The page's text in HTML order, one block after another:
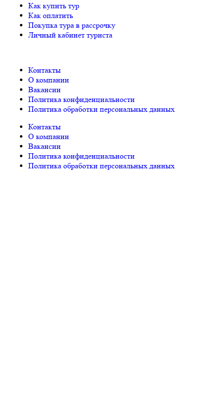
Как купить тур
Как оплатить
Покупка тура в рассрочку
Личный кабинет туриста
Контакты
О компании
Вакансии
Политика конфиденциальности
Политика обработки персональных данных
Контакты
О компании
Вакансии
Политика конфиденциальности
Политика обработки персональных данных